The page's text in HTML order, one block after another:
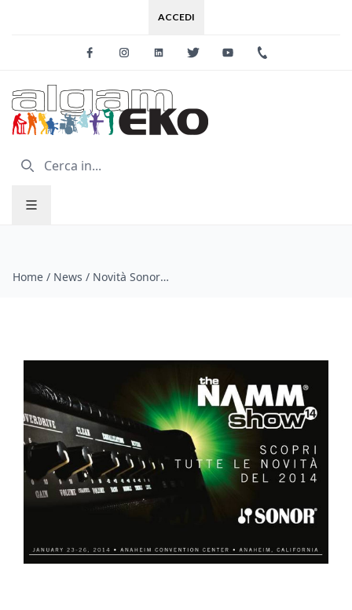
ACCEDI
FacebookInstagramLinkedinTwitter Youtube
Home / News / Novità Sonor dal Winter Namm 2014!